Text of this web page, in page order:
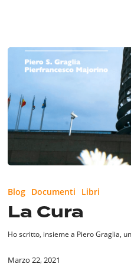
Blog Documenti Libri
La Cura
Ho scritto, insieme a Piero Graglia,
Marzo 22, 2021